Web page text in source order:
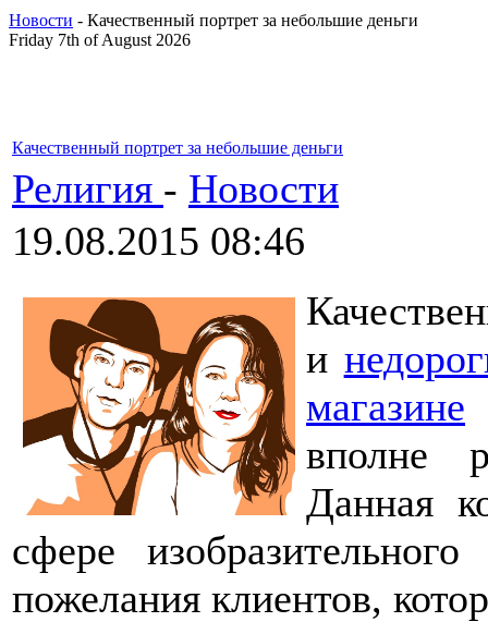
Новости - Качественный портрет за небольшие деньги
Friday 7th of August 2026
Качественный портрет за небольшие деньги
Религия - Новости
19.08.2015 08:46
и
магазине
вполне
Данная
сфере
пожелания клиентов,